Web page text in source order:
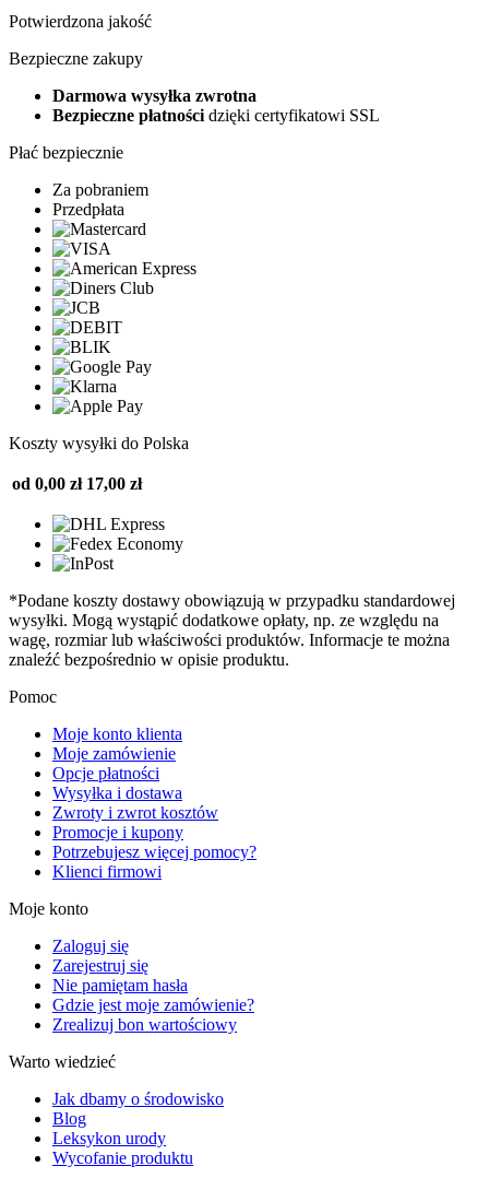
Potwierdzona jakość
Bezpieczne zakupy
Darmowa wysyłka zwrotna
Bezpieczne płatności dzięki certyfikatowi SSL
Płać bezpiecznie
Za pobraniem
Przedpłata
Koszty wysyłki do Polska
od 0,00 zł 17,00 zł
*Podane koszty dostawy obowiązują w przypadku standardowej
wysyłki. Mogą wystąpić dodatkowe opłaty, np. ze względu na
wagę, rozmiar lub właściwości produktów. Informacje te można
znaleźć bezpośrednio w opisie produktu.
Pomoc
Moje konto klienta
Moje zamówienie
Opcje płatności
Wysyłka i dostawa
Zwroty i zwrot kosztów
Promocje i kupony
Potrzebujesz więcej pomocy?
Klienci firmowi
Moje konto
Zaloguj się
Zarejestruj się
Nie pamiętam hasła
Gdzie jest moje zamówienie?
Zrealizuj bon wartościowy
Warto wiedzieć
Jak dbamy o środowisko
Blog
Leksykon urody
Wycofanie produktu